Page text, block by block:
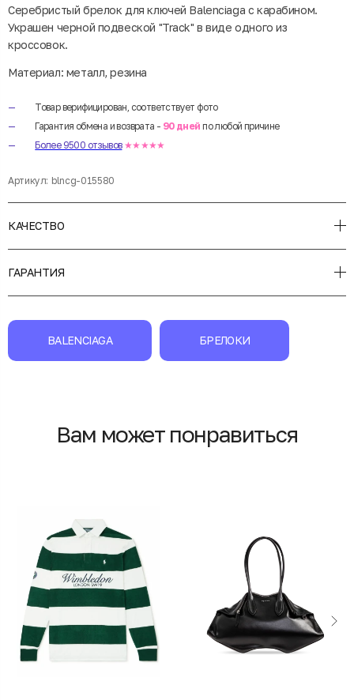
Серебристый брелок для ключей Balenciaga с карабином.
Украшен черной подвеской "Track" в виде одного из
кроссовок.
Материал: металл, резина
Товар верифицирован, соответствует фото
Гарантия обмена и возврата - 90 дней по любой причине
Более 9500 отзывов ★★★★★
Артикул: blncg-015580
КАЧЕСТВО
ГАРАНТИЯ
BALENCIAGA БРЕЛОКИ
Вам может понравиться